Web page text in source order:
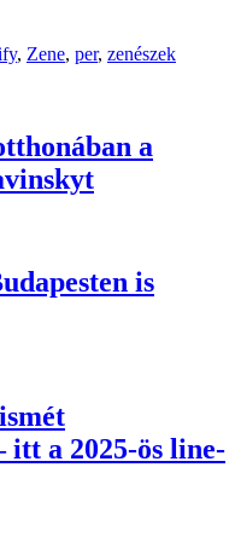
, Zene, per, zenészek
a
is
itt a 2025-ös line-